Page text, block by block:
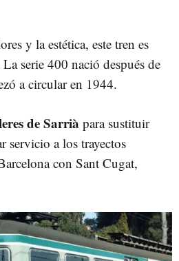
y la estética, este tren es
serie 400 nació después de
a circular en 1944.
de Sarrià para sustituir
servicio a los trayectos
con Sant Cugat,